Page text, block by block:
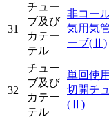
31
チュー
ブ及び
カテー
テル
非コー
気用気
ーブ(Ⅱ)
32
チュー
ブ及び
カテー
テル
単回使
切開チ
(Ⅱ)